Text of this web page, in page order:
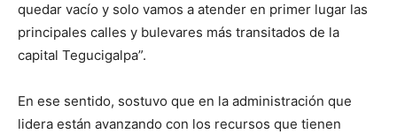
quedar vacío y solo vamos a atender en primer lugar las
principales calles y bulevares más transitados de la
capital Tegucigalpa”.
En ese sentido, sostuvo que en la administración que
lidera están avanzando con los recursos que tienen